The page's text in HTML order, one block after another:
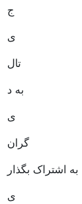
ج
ی
تال
به د
ی
گران
به اشتراک بگذار
ی